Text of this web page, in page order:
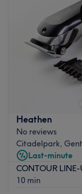
Heathen
No reviews
Citadelpark, Gent
Last-minute
CONTOUR LINE-
10 min